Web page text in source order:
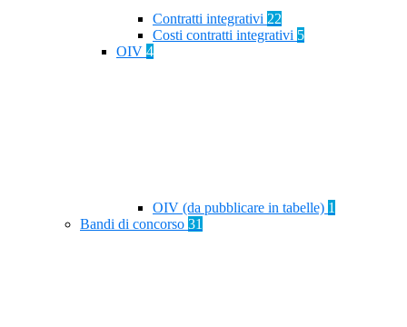
Contratti integrativi 22
Costi contratti integrativi 5
OIV 4
OIV (da pubblicare in tabelle) 1
Bandi di concorso 31